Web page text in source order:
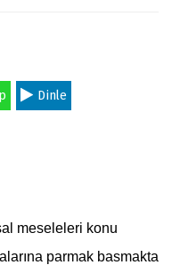
Dinle
meseleleri konu
parmak basmakta